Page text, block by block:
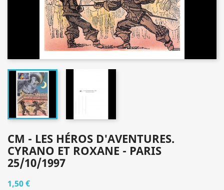
CM - LES HÉROS D'AVENTURES.
CYRANO ET ROXANE - PARIS
25/10/1997
1,50 €